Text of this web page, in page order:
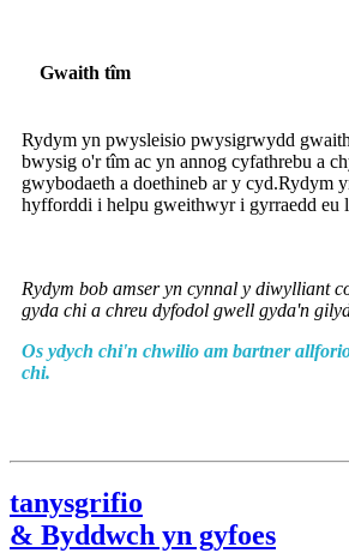
Gwaith tîm
Rydym yn pwysleisio pwysigrwydd
bwysig o'r tîm ac yn annog cyfathrebu a
gwybodaeth a doethineb ar y cyd.Rydym
hyfforddi i helpu gweithwyr i gyrraedd eu
Rydym bob amser yn cynnal y diwylliant
gyda chi a chreu dyfodol gwell gyda'n
Os ydych chi'n chwilio am bartner
chi.
tanysgrifio
& Byddwch yn gyfoes